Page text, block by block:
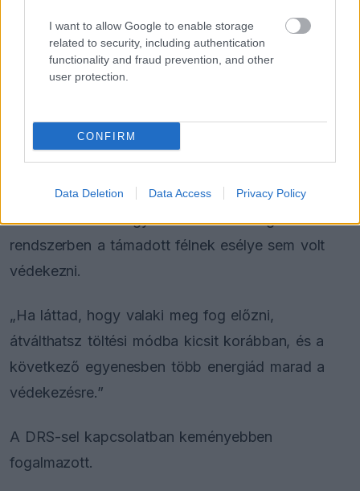
I want to allow Google to enable storage
related to security, including authentication
functionality and fraud prevention, and other
user protection.
CONFIRM
Data Deletion Data Access Privacy Policy
elszakad, majd pár pillanattal később visszaelőzik,
és csak nézünk, hogyan történhetett.”
„Én szeretem” – reagált azonnal. „Számomra a
A hétszeres futamgyőztes szerint a régi
rendszerben a támadott félnek esélye sem volt
védekezni.
„Ha láttad, hogy valaki meg fog előzni,
átválthatsz töltési módba kicsit korábban, és a
következő egyenesben több energiád marad a
védekezésre.”
A DRS-sel kapcsolatban keményebben
fogalmazott.